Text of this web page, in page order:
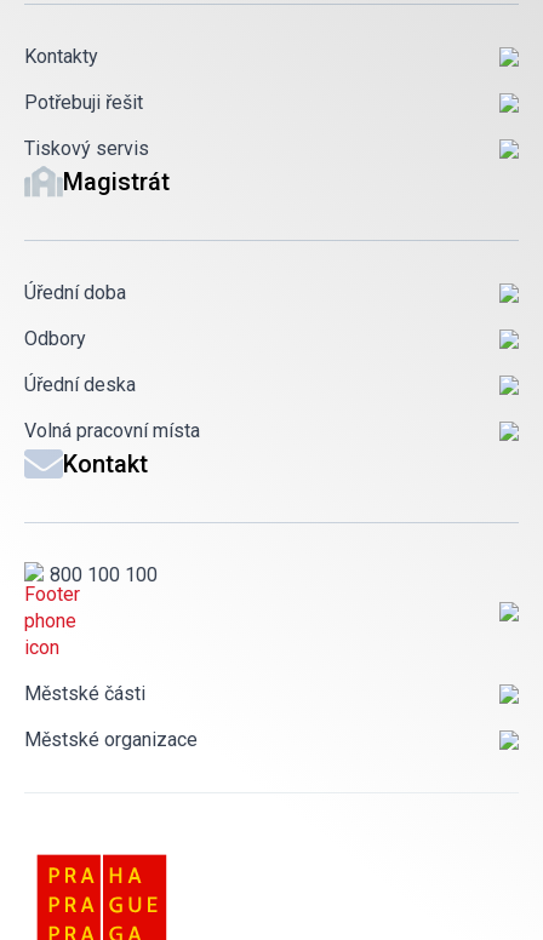
Kontakty
Potřebuji řešit
Tiskový servis
Magistrát
Úřední doba
Odbory
Úřední deska
Volná pracovní místa
Kontakt
800 100 100
Městské části
Městské organizace